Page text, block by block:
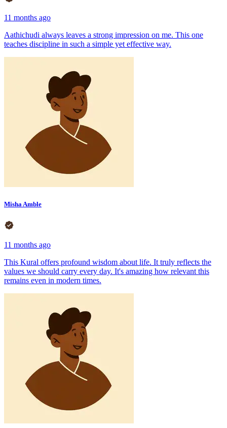
11 months ago
Aathichudi always leaves a strong impression on me. This one
teaches discipline in such a simple yet effective way.
Misha Amble
11 months ago
This Kural offers profound wisdom about life. It truly reflects the
values we should carry every day. It's amazing how relevant this
remains even in modern times.